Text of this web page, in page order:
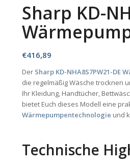
Sharp KD-
€416,89
Der Sharp KD-NHA8S7PW21-DE
die regelmäßig Wäsche trocknen
Ihr Kleidung, Handtücher,
bietet Euch dieses Modell eine
Wärmepumpentechnologie und
Technische